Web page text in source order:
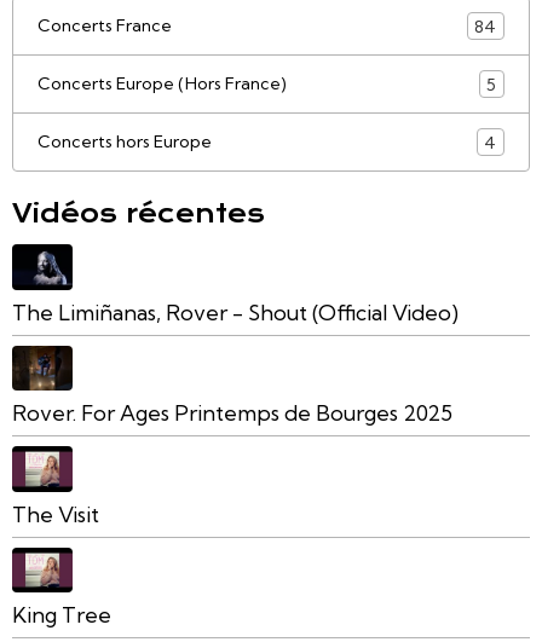
Concerts France 84
Concerts Europe (Hors France) 5
Concerts hors Europe 4
Vidéos récentes
The Limiñanas, Rover - Shout (Official Video)
Rover. For Ages Printemps de Bourges 2025
The Visit
King Tree